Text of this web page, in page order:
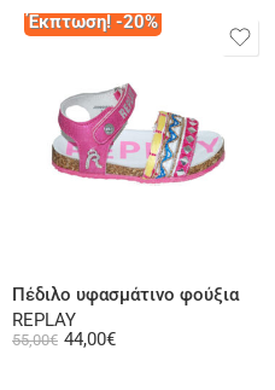
Έκπτωση! -20%
Πέδιλο υφασμάτινο φούξια
REPLAY
55,00€ 44,00€